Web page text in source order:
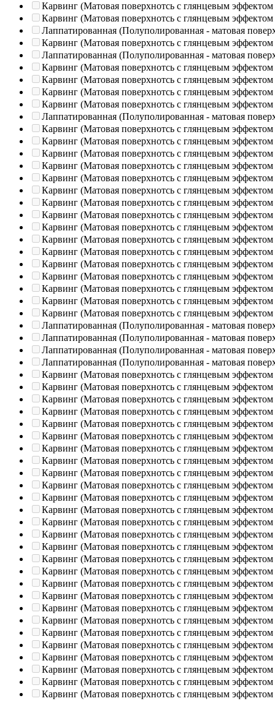
Карвинг (Матовая поверхнотсь с глянцевым эффектом
Карвинг (Матовая поверхнотсь с глянцевым эффектом
Лаппатированная (Полуполированная - матовая
Карвинг (Матовая поверхнотсь с глянцевым эффектом
Лаппатированная (Полуполированная - матовая
Карвинг (Матовая поверхнотсь с глянцевым эффектом
Карвинг (Матовая поверхнотсь с глянцевым эффектом
Карвинг (Матовая поверхнотсь с глянцевым эффектом
Карвинг (Матовая поверхнотсь с глянцевым эффектом
Лаппатированная (Полуполированная - матовая
Карвинг (Матовая поверхнотсь с глянцевым эффектом
Карвинг (Матовая поверхнотсь с глянцевым эффектом
Карвинг (Матовая поверхнотсь с глянцевым эффектом
Карвинг (Матовая поверхнотсь с глянцевым эффектом
Карвинг (Матовая поверхнотсь с глянцевым эффектом
Карвинг (Матовая поверхнотсь с глянцевым эффектом
Карвинг (Матовая поверхнотсь с глянцевым эффектом
Карвинг (Матовая поверхнотсь с глянцевым эффектом
Карвинг (Матовая поверхнотсь с глянцевым эффектом
Карвинг (Матовая поверхнотсь с глянцевым эффектом
Карвинг (Матовая поверхнотсь с глянцевым эффектом
Карвинг (Матовая поверхнотсь с глянцевым эффектом
Карвинг (Матовая поверхнотсь с глянцевым эффектом
Карвинг (Матовая поверхнотсь с глянцевым эффектом
Карвинг (Матовая поверхнотсь с глянцевым эффектом
Карвинг (Матовая поверхнотсь с глянцевым эффектом
Лаппатированная (Полуполированная - матовая
Лаппатированная (Полуполированная - матовая
Лаппатированная (Полуполированная - матовая
Лаппатированная (Полуполированная - матовая
Карвинг (Матовая поверхнотсь с глянцевым эффектом
Карвинг (Матовая поверхнотсь с глянцевым эффектом
Карвинг (Матовая поверхнотсь с глянцевым эффектом
Карвинг (Матовая поверхнотсь с глянцевым эффектом
Карвинг (Матовая поверхнотсь с глянцевым эффектом
Карвинг (Матовая поверхнотсь с глянцевым эффектом
Карвинг (Матовая поверхнотсь с глянцевым эффектом
Карвинг (Матовая поверхнотсь с глянцевым эффектом
Карвинг (Матовая поверхнотсь с глянцевым эффектом
Карвинг (Матовая поверхнотсь с глянцевым эффектом
Карвинг (Матовая поверхнотсь с глянцевым эффектом
Карвинг (Матовая поверхнотсь с глянцевым эффектом
Карвинг (Матовая поверхнотсь с глянцевым эффектом
Карвинг (Матовая поверхнотсь с глянцевым эффектом
Карвинг (Матовая поверхнотсь с глянцевым эффектом
Карвинг (Матовая поверхнотсь с глянцевым эффектом
Карвинг (Матовая поверхнотсь с глянцевым эффектом
Карвинг (Матовая поверхнотсь с глянцевым эффектом
Карвинг (Матовая поверхнотсь с глянцевым эффектом
Карвинг (Матовая поверхнотсь с глянцевым эффектом
Карвинг (Матовая поверхнотсь с глянцевым эффектом
Карвинг (Матовая поверхнотсь с глянцевым эффектом
Карвинг (Матовая поверхнотсь с глянцевым эффектом
Карвинг (Матовая поверхнотсь с глянцевым эффектом
Карвинг (Матовая поверхнотсь с глянцевым эффектом
Карвинг (Матовая поверхнотсь с глянцевым эффектом
Карвинг (Матовая поверхнотсь с глянцевым эффектом